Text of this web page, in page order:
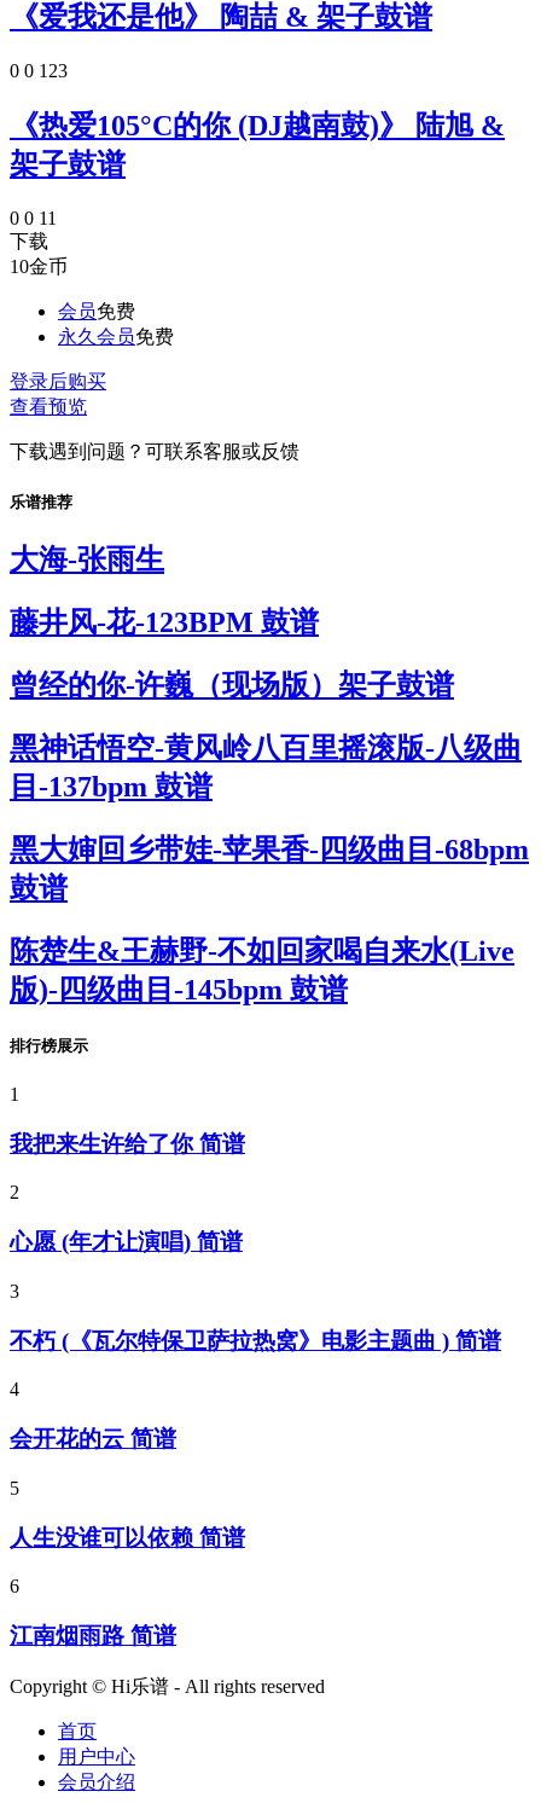
《爱我还是他》 陶喆 & 架子鼓谱
0 0 123
《热爱105°C的你 (DJ越南鼓)》 陆旭 &
架子鼓谱
0 0 11
下载
10金币
会员免费
永久会员免费
登录后购买
查看预览
下载遇到问题？可联系客服或反馈
乐谱推荐
大海-张雨生
藤井风-花-123BPM 鼓谱
曾经的你-许巍（现场版）架子鼓谱
黑神话悟空-黄风岭八百里摇滚版-八级曲
目-137bpm 鼓谱
黑大婶回乡带娃-苹果香-四级曲目-68bpm
鼓谱
陈楚生&王赫野-不如回家喝自来水(Live
版)-四级曲目-145bpm 鼓谱
排行榜展示
1
我把来生许给了你 简谱
2
心愿 (年才让演唱) 简谱
3
不朽 (《瓦尔特保卫萨拉热窝》电影主题曲 ) 简谱
4
会开花的云 简谱
5
人生没谁可以依赖 简谱
6
江南烟雨路 简谱
Copyright © Hi乐谱 - All rights reserved
首页
用户中心
会员介绍